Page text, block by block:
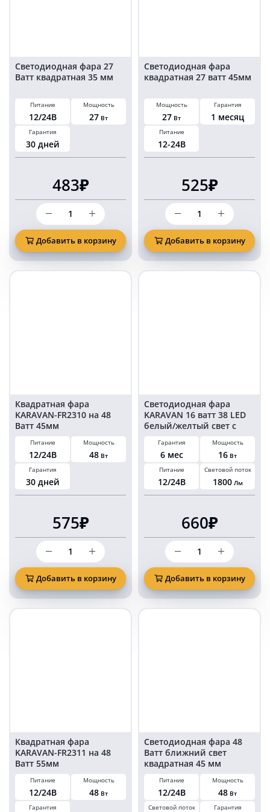
Светодиодная фара 27
Ватт квадратная 35 мм
Питание
12/24В
Мощность
27 Вт
Гарантия
30 дней
483₽
Количество
товара
Светодиодная
фара
27
Ватт
квадратная
Добавить в корзину
Светодиодная фара
квадратная 27 ватт 45мм
Мощность
27 Вт
Гарантия
1 месяц
Питание
12-24В
525₽
Количество
товара
Светодиодная
фара
квадратная
27
ватт
Добавить в корзину
Квадратная фара
KARAVAN-FR2310 на 48
Ватт 45мм
Питание
12/24В
Мощность
48 Вт
Гарантия
30 дней
575₽
Количество
товара
Квадратная
фара
KARAVAN-
FR2310
на
Добавить в корзину
Светодиодная фара
KARAVAN 16 ватт 38 LED
белый/желтый свет с
переключением желтый
стробоскоп 12/24 Вольт
Гарантия
6 мес
Мощность
16 Вт
Питание
12/24В
Световой поток
1800 Лм
660₽
Количество
товара
Светодиодная
фара
KARAVAN
16
ватт
Вольт
Добавить в корзину
Квадратная фара
KARAVAN-FR2311 на 48
Ватт 55мм
Питание
12/24В
Мощность
48 Вт
Гарантия
Светодиодная фара 48
Ватт ближний свет
квадратная 45 мм
Питание
12/24В
Мощность
48 Вт
Световой поток
Гарантия